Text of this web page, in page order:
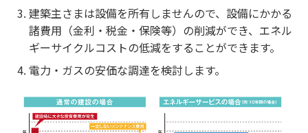
建築主さまは設備を所有しませんので、設備にかかる
諸費用（金利・税金・保険等） の削減ができ、 エネル
ギーサイクルコストの低減をすることができます。
電力・ガスの安価な調達を検討します。